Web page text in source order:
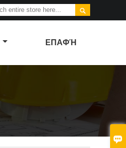


ΕΠΑΦΉ